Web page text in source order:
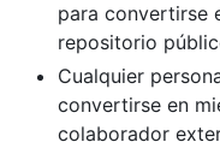
para convertirse
repositorio
Cualquier
convertirse en
colaborador